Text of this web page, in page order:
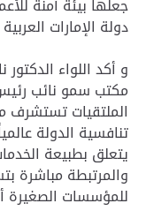
جعلها بيئة آمنة
دولة الإمارات العربية
و أكد اللواء
مكتب سمو نائب رئيس
الملتقيات تستشرف
تنافسية الدولة
يتعلق بطبيعة
والمرتبطة مباشرة
للمؤسسات الصغيرة